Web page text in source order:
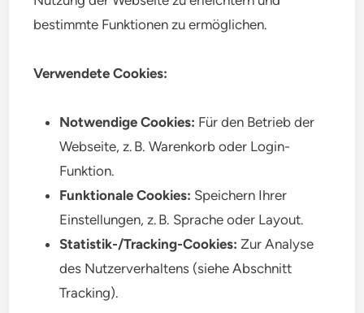
bestimmte Funktionen zu ermöglichen.
Verwendete Cookies:
Notwendige Cookies: Für den Betrieb der
Webseite, z. B. Warenkorb oder Login-
Funktion.
Funktionale Cookies: Speichern Ihrer
Einstellungen, z. B. Sprache oder Layout.
Statistik-/Tracking-Cookies: Zur Analyse
des Nutzerverhaltens (siehe Abschnitt
Tracking).